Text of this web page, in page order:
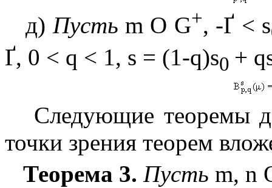
д) Пусть m О G+, -Ґ < s
Ґ, 0 < q < 1, s = (1-q)s0 + q
Следующие теоремы
точки зрения теорем
Теорема 3. Пусть m, n